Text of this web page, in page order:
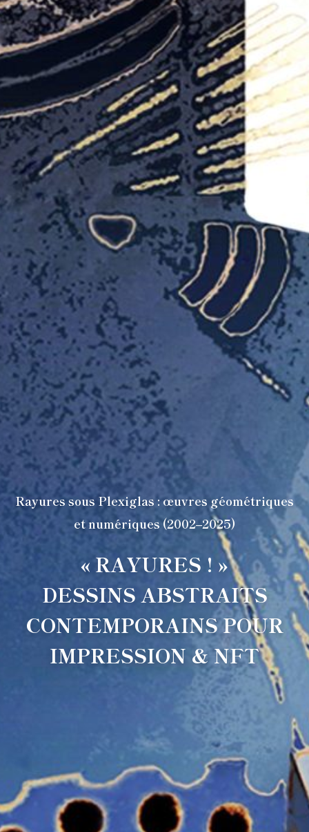
Rayures sous Plexiglas : œuvres géométriques
et numériques (2002–2025)
« RAYURES ! »
DESSINS ABSTRAITS
CONTEMPORAINS POUR
IMPRESSION & NFT